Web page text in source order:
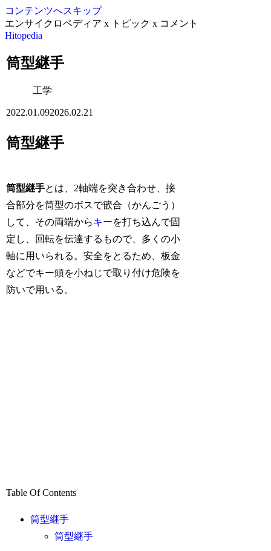
コンテンツへスキップ
エンサイクロペディア x トピック x コメント
Hitopedia
筒型継手
工学
2022.01.092026.02.21
筒型継手
筒型継手とは、2軸端を突き合わせ、接
合部分を筒型のボスで篏合（かんごう）
して、その両端からキーを打ち込んで固
定し、回転を伝達するもので、多くの小
軸に用いられる。安全をとるため、板金
などでキー頭を小ねじで取り付け危険を
防いで用いる。
Table Of Contents
筒型継手
筒型継手